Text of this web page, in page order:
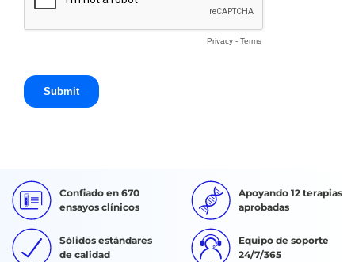
Confiado en 670
ensayos clínicos
Apoyando 12 terapias
aprobadas
Sólidos estándares
de calidad
Equipo de soporte
24/7/365